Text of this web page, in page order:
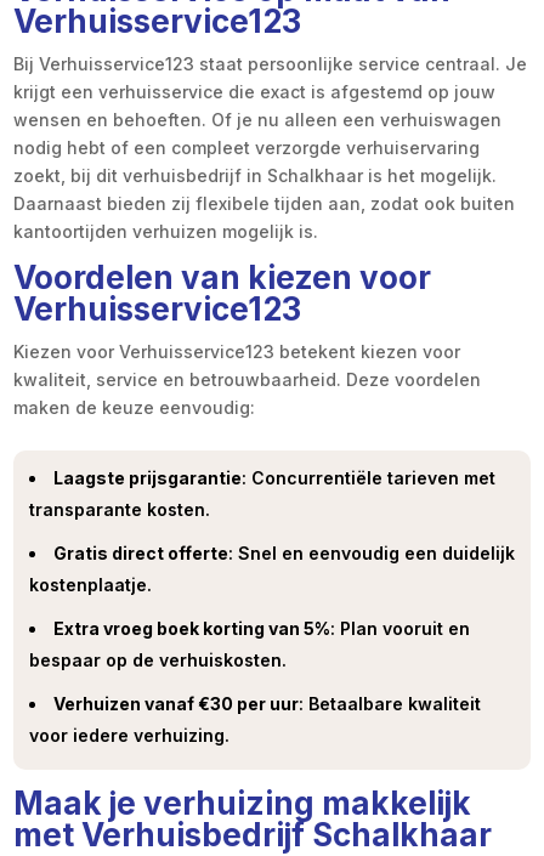
Verhuisservice123
Bij Verhuisservice123 staat persoonlijke service centraal. Je
krijgt een verhuisservice die exact is afgestemd op jouw
wensen en behoeften. Of je nu alleen een verhuiswagen
nodig hebt of een compleet verzorgde verhuiservaring
zoekt, bij dit verhuisbedrijf in Schalkhaar is het mogelijk.
Daarnaast bieden zij flexibele tijden aan, zodat ook buiten
kantoortijden verhuizen mogelijk is.
Voordelen van kiezen voor
Verhuisservice123
Kiezen voor Verhuisservice123 betekent kiezen voor
kwaliteit, service en betrouwbaarheid. Deze voordelen
maken de keuze eenvoudig:
Laagste prijsgarantie: Concurrentiële tarieven met
transparante kosten.
Gratis direct offerte: Snel en eenvoudig een duidelijk
kostenplaatje.
Extra vroeg boek korting van 5%: Plan vooruit en
bespaar op de verhuiskosten.
Verhuizen vanaf €30 per uur: Betaalbare kwaliteit
voor iedere verhuizing.
Maak je verhuizing makkelijk
met Verhuisbedrijf Schalkhaar